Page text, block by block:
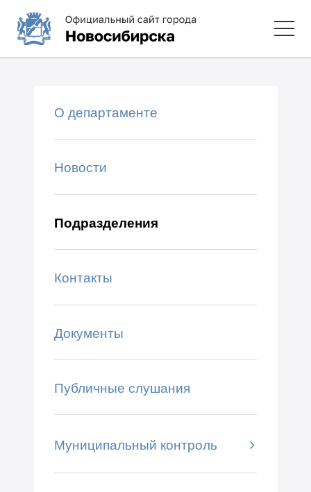
О департаменте
Новости
Подразделения
Контакты
Документы
Публичные слушания
Муниципальный контроль